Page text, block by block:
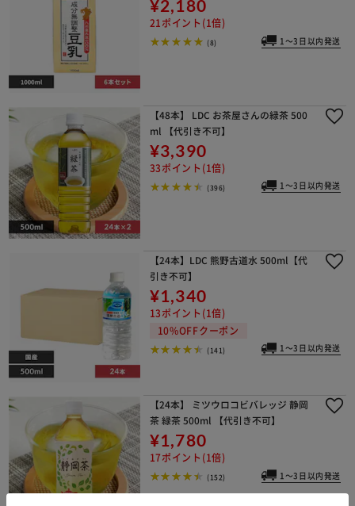
¥2,180
21ポイント(1倍)
(8) 1～3日以内発送
【48本】 LDC お茶屋さんの緑茶 500
ml 【代引き不可】
¥3,390
33ポイント(1倍)
(396) 1～3日以内発送
【24本】LDC 熊野古道水 500ml【代
引き不可】
¥1,340
13ポイント(1倍)
10%OFFクーポン
(141) 1～3日以内発送
【24本】 ミツウロコビバレッジ 静岡
茶 緑茶 500ml 【代引き不可】
¥1,780
17ポイント(1倍)
(152) 1～3日以内発送